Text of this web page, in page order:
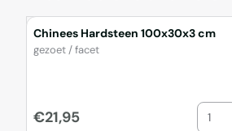
Chinees Hardsteen 100x30x3 cm
Merk:
gezoet / facet
Prijs: 21,95
€21,95